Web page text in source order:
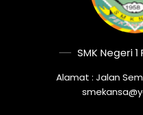
SMK Negeri
Alamat : Jalan